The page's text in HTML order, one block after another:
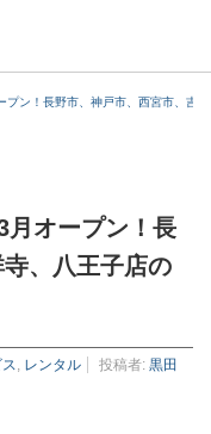
プン！長野市、神戸市、西宮市、吉
月オープン！長
、八王子店の
レンタル 投稿者: 黒田